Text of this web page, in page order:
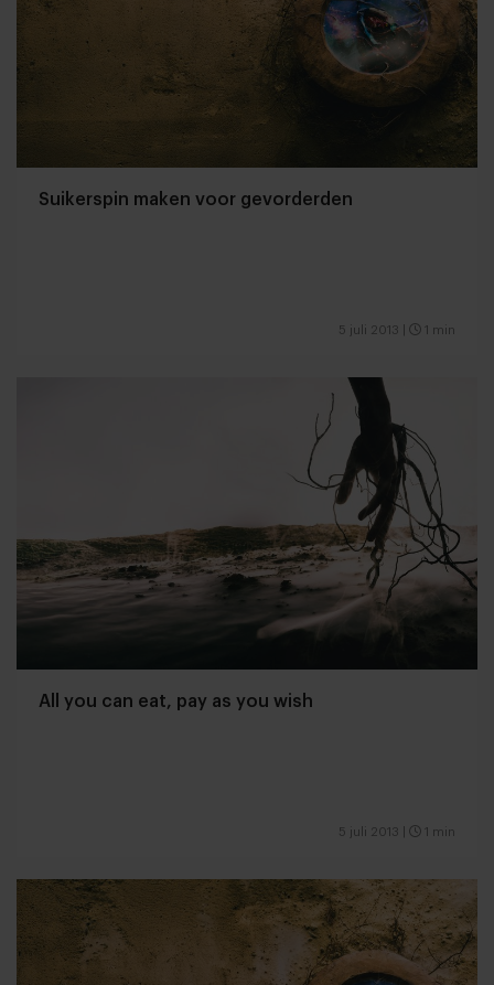
Suikerspin maken voor gevorderden
5 juli 2013 1 min
All you can eat, pay as you wish
5 juli 2013 1 min